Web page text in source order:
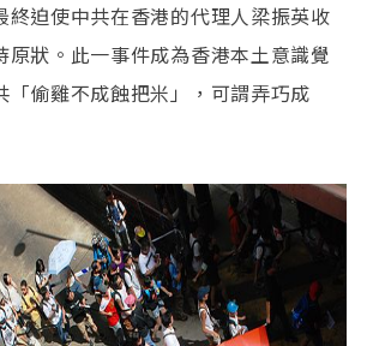
終迫使中共在香港的代理人梁振英收
原狀。此一事件成為香港本土意識覺
「偷雞不成蝕把米」，可謂弄巧成